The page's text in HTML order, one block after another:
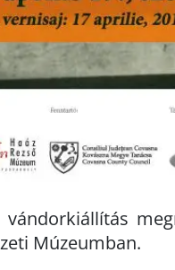
vándorkiállítás
Múzeumban.